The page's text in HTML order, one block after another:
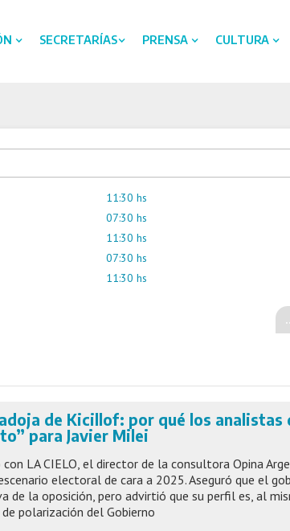
SECRETARÍAS PRENSA CULTURA
11:30 hs
07:30 hs
11:30 hs
07:30 hs
11:30 hs
..
de Kicillof: por qué los analistas
para Javier Milei
con LA CIELO, el director de la consultora Opina
electoral de cara a 2025. Aseguró que el
de la oposición, pero advirtió que su perfil es, al
polarización del Gobierno